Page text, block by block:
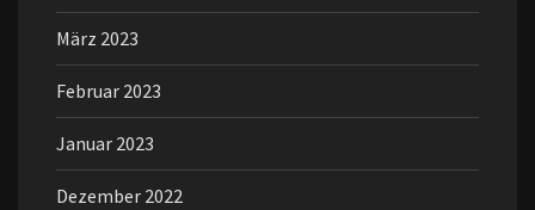
März 2023
Februar 2023
Januar 2023
Dezember 2022